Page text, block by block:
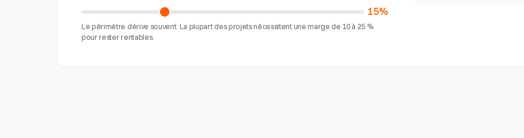
15%
Le périmètre dérive souvent. La plupart des projets nécessitent une marge de 10 à 25 %
pour rester rentables.